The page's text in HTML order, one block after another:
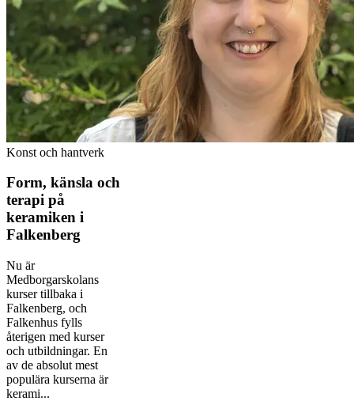
Konst och hantverk
Form, känsla och
terapi på
keramiken i
Falkenberg
Nu är
Medborgarskolans
kurser tillbaka i
Falkenberg, och
Falkenhus fylls
återigen med kurser
och utbildningar. En
av de absolut mest
populära kurserna är
kerami...